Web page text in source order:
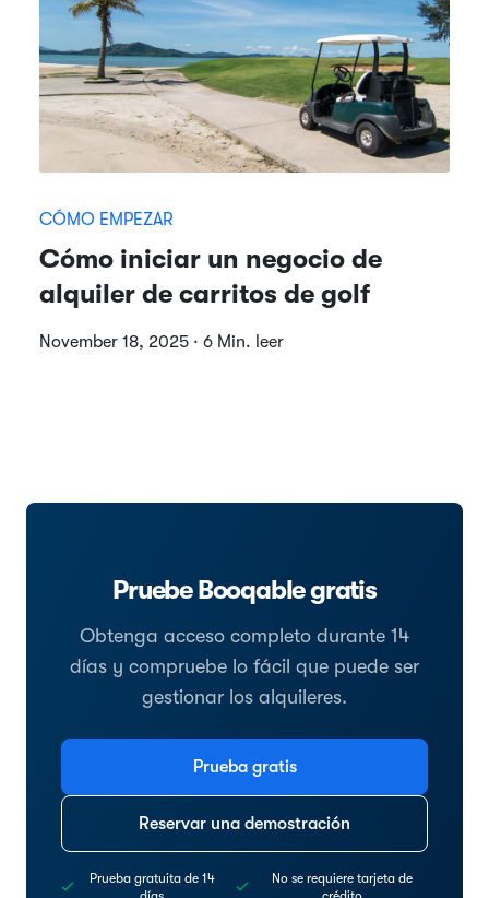
CÓMO EMPEZAR
Cómo iniciar un negocio de
alquiler de carritos de golf
November 18, 2025 · 6 Min. leer
Pruebe Booqable gratis
Obtenga acceso completo durante 14
días y compruebe lo fácil que puede ser
gestionar los alquileres.
Prueba gratis
Reservar una demostración
Prueba gratuita de 14
No se requiere tarjeta de